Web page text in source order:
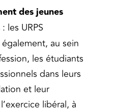
des jeunes
: les URPS
au sein
les étudiants
dans leurs
et leur
libéral, à